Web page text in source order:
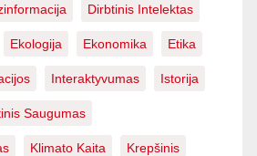
Dirbtinis Intelektas
Ekologija Ekonomika Etika
Interaktyvumas Istorija
Saugumas
Klimato Kaita Krepšinis